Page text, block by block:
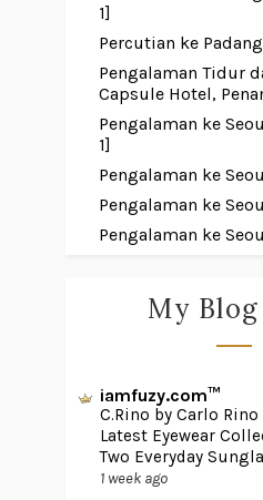
1]
Percutian ke
Pengalaman Tidur
Capsule Hotel,
Pengalaman ke
1]
Pengalaman ke
Pengalaman ke
Pengalaman ke
My
iamfuzy.com™
C.Rino by Carlo
Latest Eyewear
Two Everyday
1 week ago